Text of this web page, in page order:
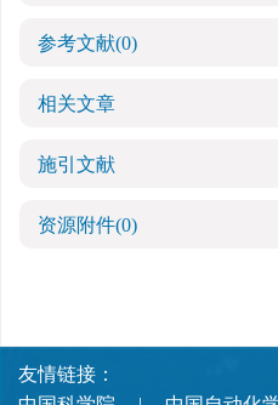
参考文献(0)
相关文章
施引文献
资源附件(0)
友情链接：